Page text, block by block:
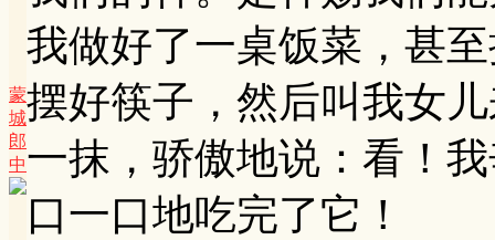
蒙
城
郎
中
我做好了一桌饭菜，甚
摆好筷子，然后叫我女
一抹，骄傲地说：看！
口一口地吃完了它！